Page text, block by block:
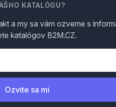
KATALÓGU?
a my sa vám ozveme s
katalógov B2M.CZ.
Ozvite sa mi